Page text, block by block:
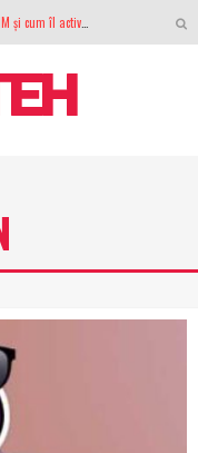
100 GB de internet mobil gratuit de la Orange. Fără contract, fără acte și fără obligații
NVIDIA avertizează: memoria RAM și SSD-urile ar putea deveni și mai scumpe în perioada următoare